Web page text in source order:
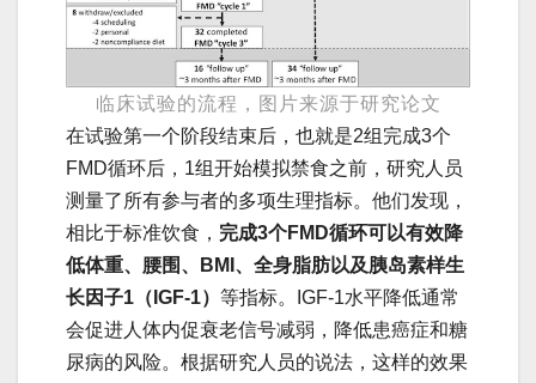
临床试验的流程，图片来源于研究论文
在试验第一个阶段结束后，也就是2组完成3个
FMD循环后，1组开始模拟禁食之前，研究人员
测量了所有参与者的多项生理指标。他们发现，
相比于标准饮食， 完成3个FMD循环可以有效降
低体重、腰围、BMI、全身脂肪以及胰岛素样生
长因子1（IGF-1） 等指标。IGF-1水平降低通常
会促进人体内促衰老信号减弱，降低患癌症和糖
尿病的风险。根据研究人员的说法，这样的效果